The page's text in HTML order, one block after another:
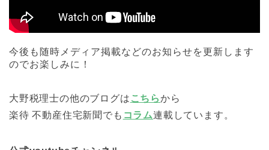
今後も随時メディア掲載などのお知らせを更新します
のでお楽しみに！
大野税理士の他のブログは こちらから
楽待 不動産住宅新聞でも コラム連載しています。